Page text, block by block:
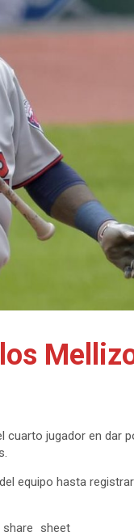
cuarto jugador en dar
equipo hasta